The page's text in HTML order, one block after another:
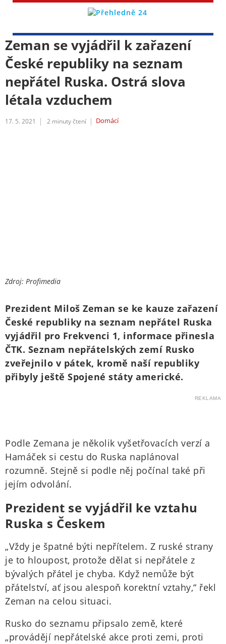
Zeman se vyjádřil k zařazení
České republiky na seznam
nepřátel Ruska. Ostrá slova
létala vzduchem
17. 5. 2021 2 minuty čtení Domácí
Zdroj: Profimedia
Prezident Miloš Zeman se ke kauze zařazení
České republiky na seznam nepřátel Ruska
vyjádřil pro Frekvenci 1, informace přinesla
ČTK. Seznam nepřátelských zemí Rusko
zveřejnilo v pátek, kromě naší republiky
přibyly ještě Spojené státy americké.
REKLAMA
Podle Zemana je několik vyšetřovacích verzí a
Hamáček si cestu do Ruska naplánoval
rozumně. Stejně si podle něj počínal také při
jejím odvolání.
Prezident se vyjádřil ke vztahu
Ruska s Českem
„Vždy je špatné býti nepřítelem. Z ruské strany
je to hloupost, protože dělat si nepřátele z
bývalých přátel je chyba. Když nemůže být
přátelství, ať jsou alespoň korektní vztahy,“ řekl
Zeman na celou situaci.
Rusko do seznamu připsalo země, které
„provádějí nepřátelské akce proti zemi, proti